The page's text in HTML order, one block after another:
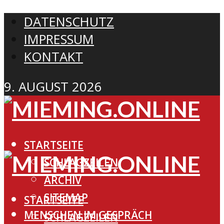
DATENSCHUTZ
IMPRESSUM
KONTAKT
9. AUGUST 2026
STARTSEITE
SCHLAGZEILEN
ARCHIV
SITEMAP
MENSCHEN IM GESPRÄCH
STARTSEITE
SCHLAGZEILEN